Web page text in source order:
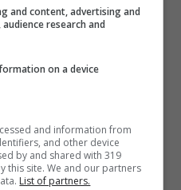
and content, advertising and
research and
on a device
and information from
and other device
by and shared with 319
this site. We and our partners
List of partners.